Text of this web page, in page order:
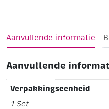
Aanvullende informatie
Aanvullende
Verpakkingseenheid
1 Set